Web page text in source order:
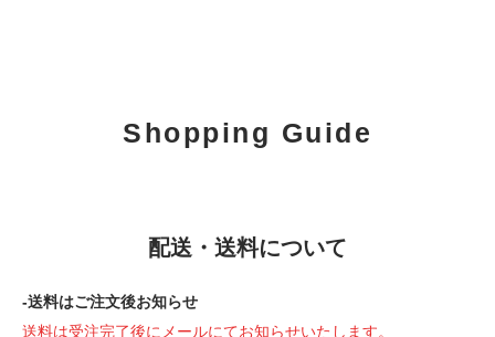
Shopping Guide
配送・送料について
-送料はご注文後お知らせ
送料は受注完了後にメールにてお知らせいたします。